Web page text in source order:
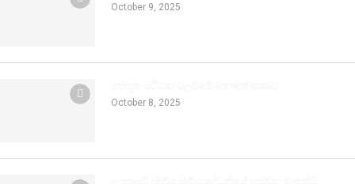
October 9, 2025
October 8, 2025